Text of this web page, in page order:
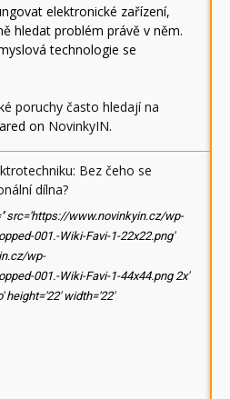
elektronické zařízení,
hledat problém právě v něm.
technologie se
poruchy často hledají na
on NovinkyIN.
Bez čeho se
dílna?
src='https://www.novinkyin.cz/wp-
001.-Wiki-Favi-1-22x22.png'
wp-
001.-Wiki-Favi-1-44x44.png 2x'
height='22' width='22'